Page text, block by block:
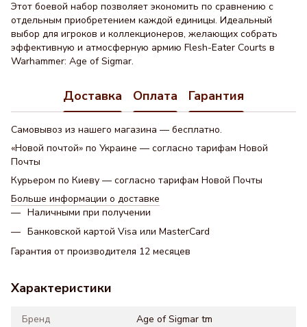
Этот боевой набор позволяет экономить по сравнению с
отдельным приобретением каждой единицы. Идеальный
выбор для игроков и коллекционеров, желающих собрать
эффективную и атмосферную армию Flesh-Eater Courts в
Warhammer: Age of Sigmar.
Доставка Оплата Гарантия
Самовывоз из нашего магазина — бесплатно.
«Новой почтой» по Украине — согласно тарифам Новой
Почты
Курьером по Киеву — согласно тарифам Новой Почты
Больше информации о доставке
Наличными при получении
Банковской картой Visa или MasterCard
Гарантия от производителя 12 месяцев
Характеристики
Бренд
Age of Sigmar tm